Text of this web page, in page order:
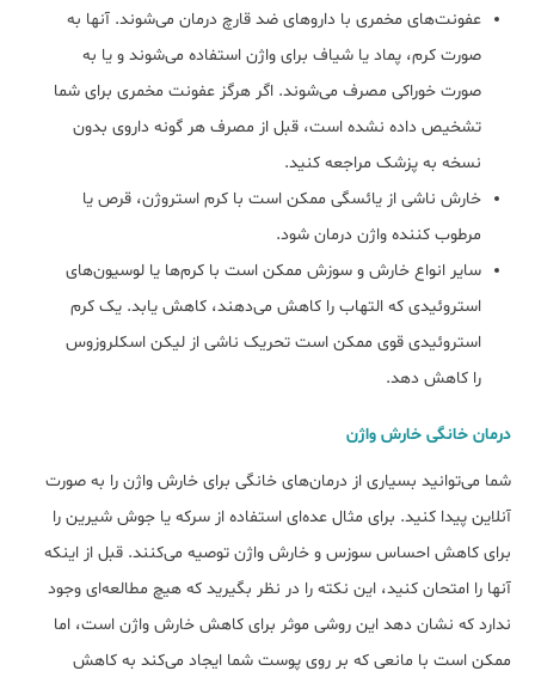
عفونت‌های مخمری با داروهای ضد قارچ درمان می‌شوند. آنها به
صورت کرم، پماد یا شیاف برای واژن استفاده می‌شوند و یا به
صورت خوراکی مصرف می‌شوند. اگر هرگز عفونت مخمری برای شما
تشخیص داده نشده است، قبل از مصرف هر گونه داروی بدون
نسخه به پزشک مراجعه کنید.
خارش ناشی از یائسگی ممکن است با کرم استروژن، قرص یا
مرطوب کننده واژن درمان شود.
سایر انواع خارش و سوزش ممکن است با کرم‌ها یا لوسیون‌های
استروئیدی که التهاب را کاهش می‌دهند، کاهش یابد. یک کرم
استروئیدی قوی ممکن است تحریک ناشی از لیکن اسکلروزوس
را کاهش دهد.
درمان خانگی خارش واژن
شما می‌توانید بسیاری از درمان‌های خانگی برای خارش واژن را به صورت
آنلاین پیدا کنید. برای مثال عده‌ای استفاده از سرکه یا جوش شیرین را
برای کاهش احساس سوزس و خارش واژن توصیه می‌کنند. قبل از اینکه
آنها را امتحان کنید، این نکته را در نظر بگیرید که هیچ مطالعه‌ای وجود
ندارد که نشان دهد این روشی موثر برای کاهش خارش واژن است، اما
ممکن است با مانعی که بر روی پوست شما ایجاد می‌کند به کاهش